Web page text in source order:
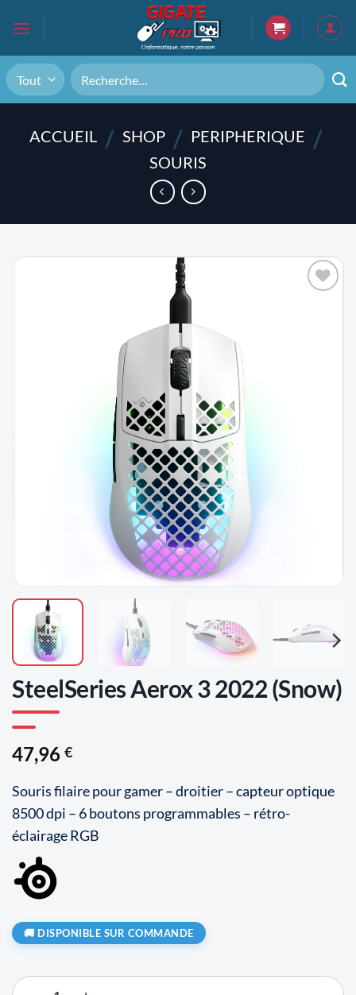
Recherche
pour :
ACCUEIL / SHOP / PERIPHERIQUE /
SOURIS
SteelSeries Aerox 3 2022 (Snow)
47,96 €
Souris filaire pour gamer – droitier – capteur optique
8500 dpi – 6 boutons programmables – rétro-
éclairage RGB
DISPONIBLE SUR COMMANDE